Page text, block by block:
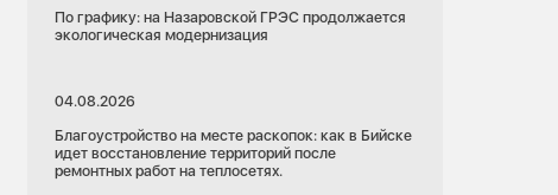
По графику: на Назаровской ГРЭС продолжается
экологическая модернизация
04.08.2026
Благоустройство на месте раскопок: как в Бийске
идет восстановление территорий после
ремонтных работ на теплосетях.